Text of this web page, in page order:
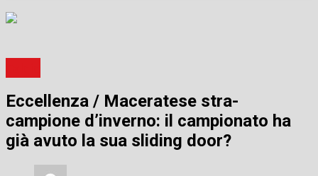
Eccellenza / Maceratese stra-
campione d’inverno: il campionato ha
già avuto la sua sliding door?